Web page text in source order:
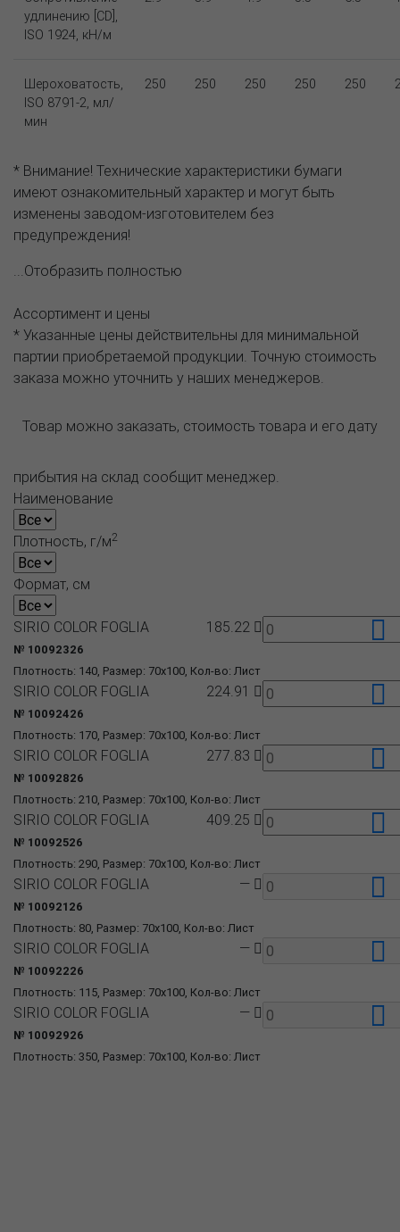
удлинению [CD],
ISO 1924, кН/м
Шероховатость,
ISO 8791-2, мл/
мин
250 250 250 250 250
* Внимание! Технические характеристики бумаги
имеют ознакомительный характер и могут быть
изменены заводом-изготовителем без
предупреждения!
...Отобразить полностью
Ассортимент и цены
* Указанные цены действительны для минимальной
партии приобретаемой продукции. Точную стоимость
заказа можно уточнить у наших менеджеров.
Товар можно заказать, стоимость товара и его дату
прибытия на склад сообщит менеджер.
Наименование
Плотность, г/м2
Формат, см
Плотность: 140, Размер: 70x100, Кол-во: Лист
SIRIO COLOR FOGLIA
№ 10092326
185.22
Плотность: 170, Размер: 70x100, Кол-во: Лист
SIRIO COLOR FOGLIA
№ 10092426
224.91
Плотность: 210, Размер: 70x100, Кол-во: Лист
SIRIO COLOR FOGLIA
№ 10092826
277.83
Плотность: 290, Размер: 70x100, Кол-во: Лист
SIRIO COLOR FOGLIA
№ 10092526
409.25
Плотность: 80, Размер: 70x100, Кол-во: Лист
SIRIO COLOR FOGLIA
№ 10092126
—
Плотность: 115, Размер: 70x100, Кол-во: Лист
SIRIO COLOR FOGLIA
№ 10092226
—
Плотность: 350, Размер: 70x100, Кол-во: Лист
SIRIO COLOR FOGLIA
№ 10092926
—